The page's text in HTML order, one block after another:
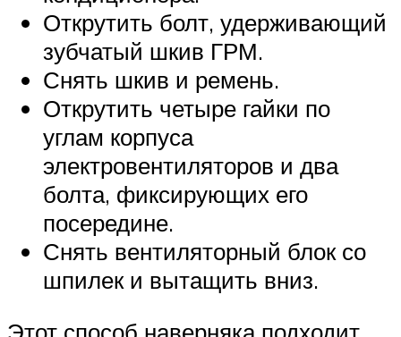
Открутить болт, удерживающий
зубчатый шкив ГРМ.
Снять шкив и ремень.
Открутить четыре гайки по
углам корпуса
электровентиляторов и два
болта, фиксирующих его
посередине.
Снять вентиляторный блок со
шпилек и вытащить вниз.